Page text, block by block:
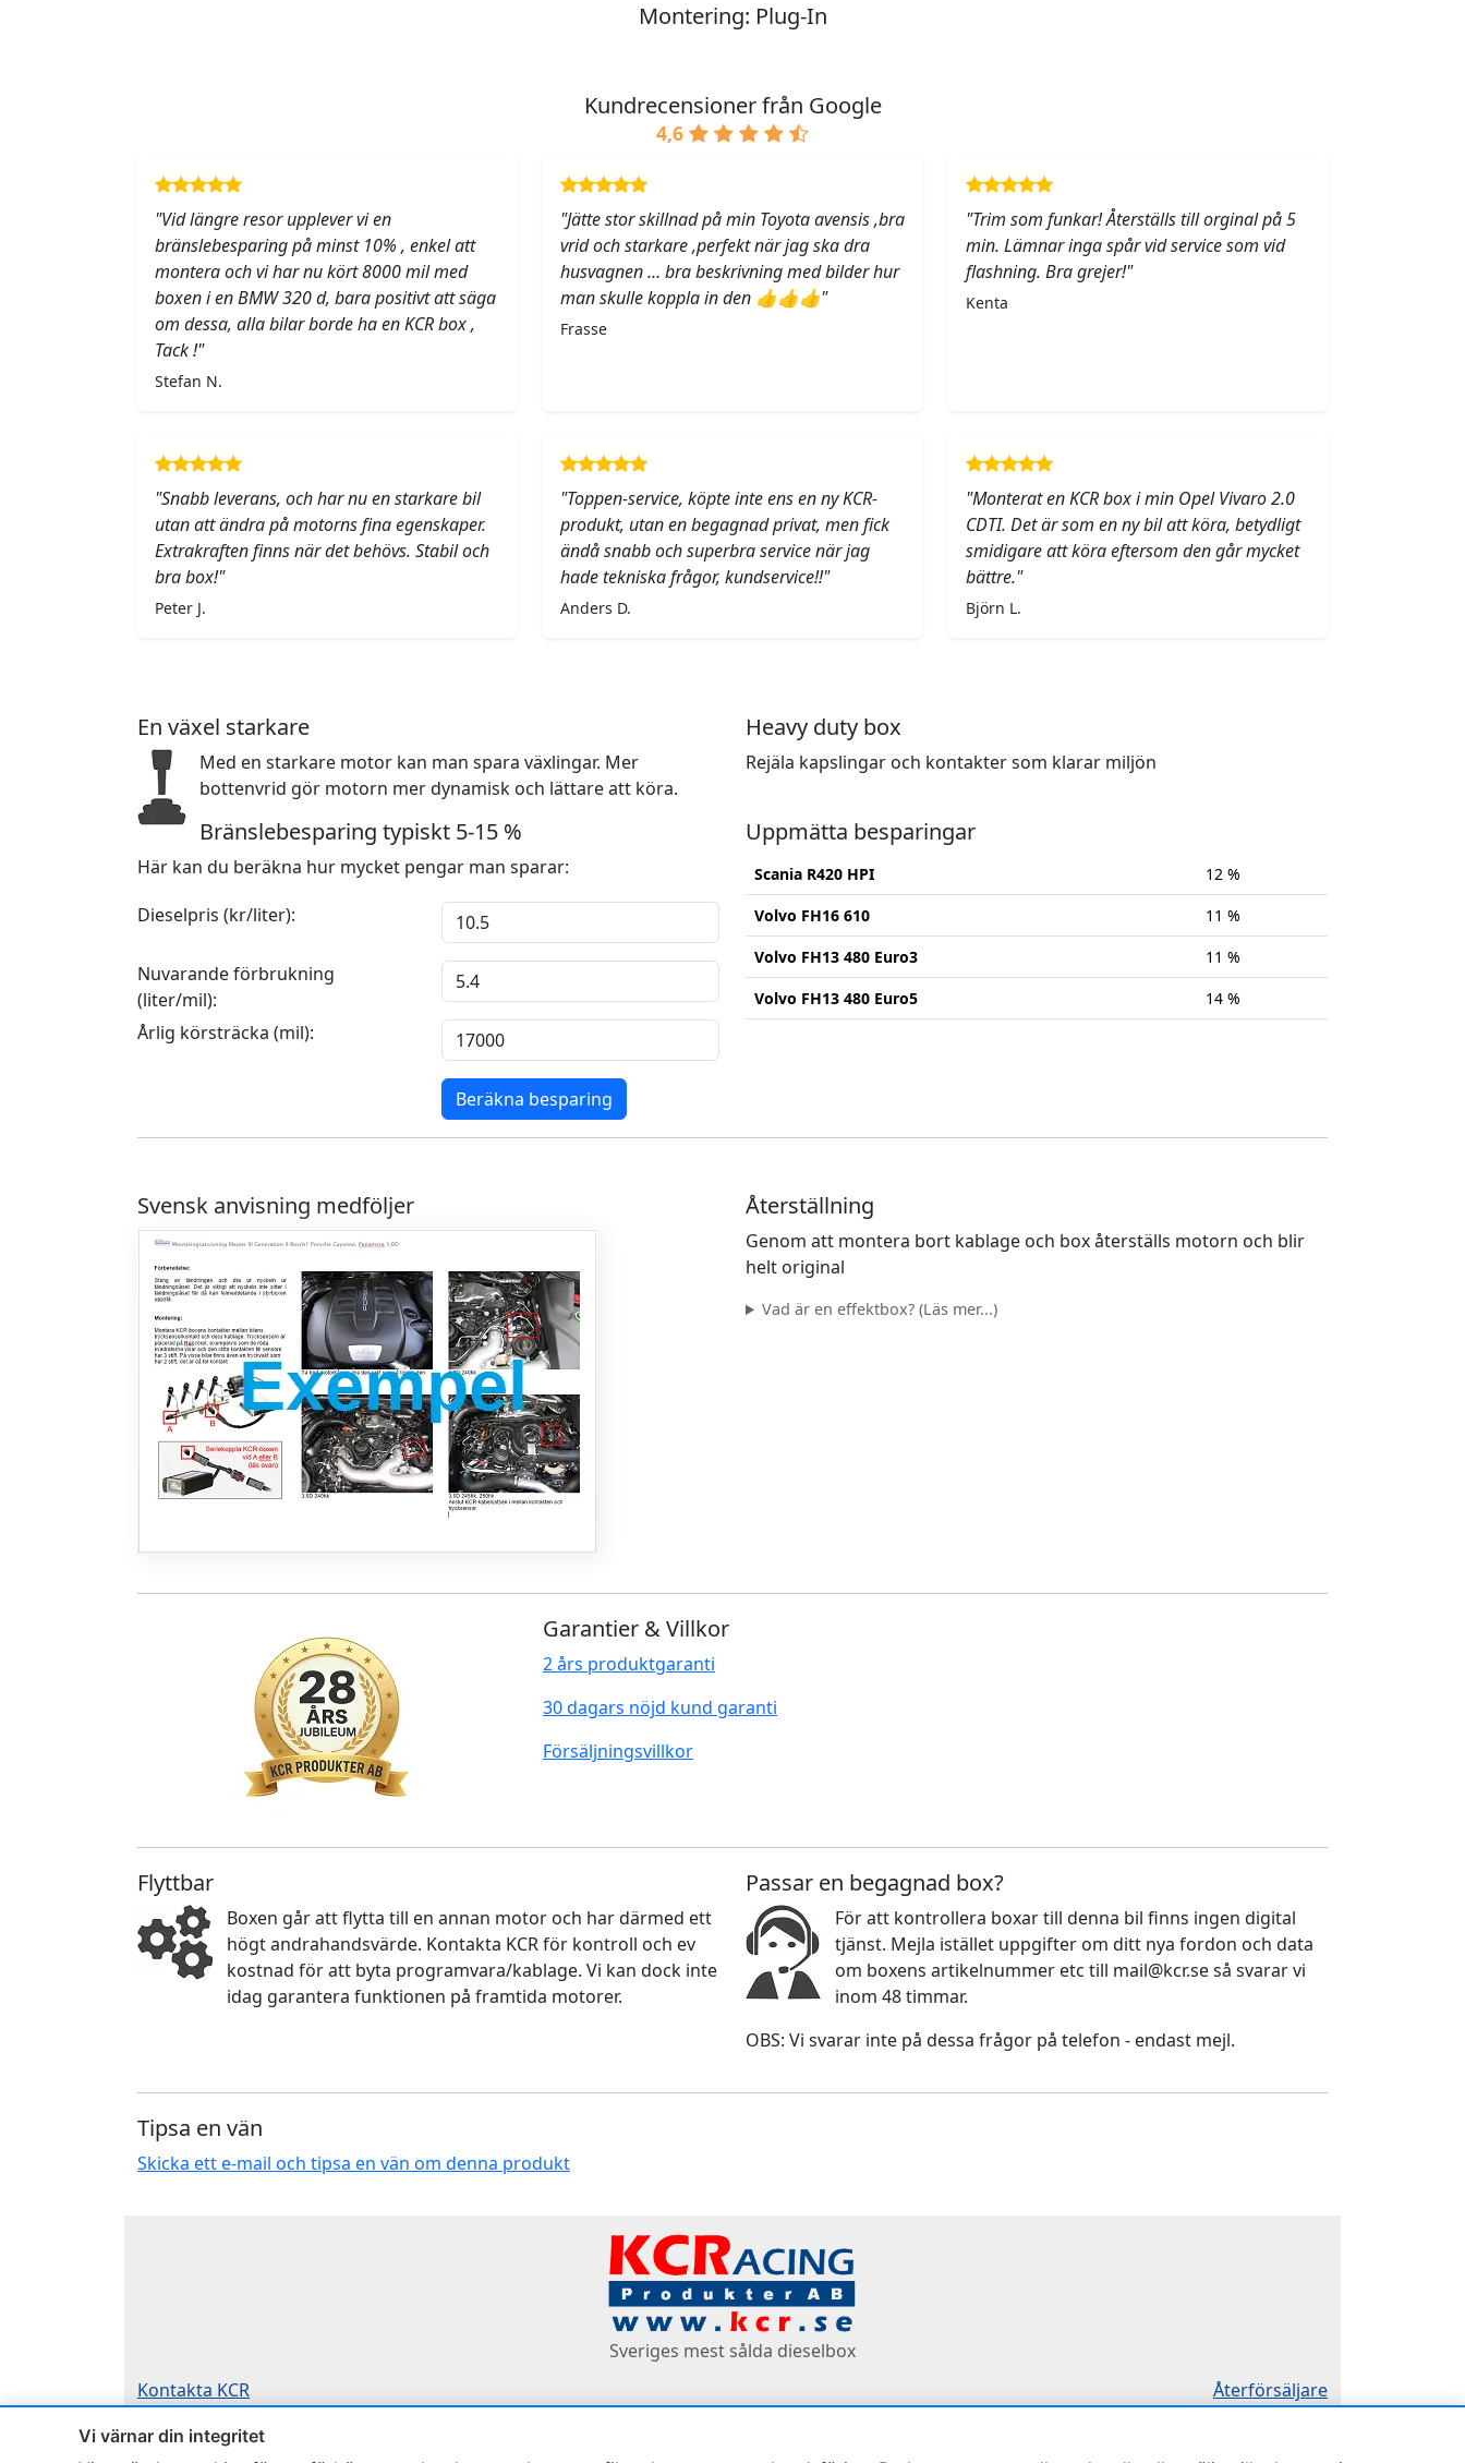
Vi värnar din integritet
Montering: Plug-In
Kundrecensioner från Google
4,6
"Vid längre resor upplever vi en
bränslebesparing på minst 10% , enkel att
montera och vi har nu kört 8000 mil med
boxen i en BMW 320 d, bara positivt att säga
om dessa, alla bilar borde ha en KCR box ,
Tack !"
Stefan N.
"Jätte stor skillnad på min Toyota avensis ,bra
vrid och starkare ,perfekt när jag ska dra
husvagnen … bra beskrivning med bilder hur
man skulle koppla in den 👍👍👍"
Frasse
"Trim som funkar! Återställs till orginal på 5
min. Lämnar inga spår vid service som vid
flashning. Bra grejer!"
Kenta
"Snabb leverans, och har nu en starkare bil
utan att ändra på motorns fina egenskaper.
Extrakraften finns när det behövs. Stabil och
bra box!"
Peter J.
"Toppen-service, köpte inte ens en ny KCR-
produkt, utan en begagnad privat, men fick
ändå snabb och superbra service när jag
hade tekniska frågor, kundservice!!"
Anders D.
"Monterat en KCR box i min Opel Vivaro 2.0
CDTI. Det är som en ny bil att köra, betydligt
smidigare att köra eftersom den går mycket
bättre."
Björn L.
En växel starkare
Med en starkare motor kan man spara växlingar. Mer
bottenvrid gör motorn mer dynamisk och lättare att köra.
Bränslebesparing typiskt 5-15 %
Här kan du beräkna hur mycket pengar man sparar:
Dieselpris (kr/liter):
Nuvarande förbrukning
(liter/mil):
Årlig körsträcka (mil):
Beräkna besparing
Heavy duty box
Rejäla kapslingar och kontakter som klarar miljön
Uppmätta besparingar
Scania R420 HPI
12 %
Volvo FH16 610
11 %
Volvo FH13 480 Euro3
11 %
Volvo FH13 480 Euro5
14 %
Svensk anvisning medföljer Återställning
Genom att montera bort kablage och box återställs motorn och blir
helt original
Vad är en effektbox? (Läs mer...)
Garantier & Villkor
2 års produktgaranti
30 dagars nöjd kund garanti
Försäljningsvillkor
Flyttbar
Boxen går att flytta till en annan motor och har därmed ett
högt andrahandsvärde. Kontakta KCR för kontroll och ev
kostnad för att byta programvara/kablage. Vi kan dock inte
idag garantera funktionen på framtida motorer.
Passar en begagnad box?
För att kontrollera boxar till denna bil finns ingen digital
tjänst. Mejla istället uppgifter om ditt nya fordon och data
om boxens artikelnummer etc till mail@kcr.se så svarar vi
inom 48 timmar.
OBS: Vi svarar inte på dessa frågor på telefon - endast mejl.
Tipsa en vän
Skicka ett e-mail och tipsa en vän om denna produkt
Sveriges mest sålda dieselbox
Kontakta KCR
Teknik / Begagnad box
Återförsäljare